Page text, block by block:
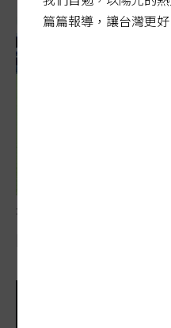
城市雙老陷困局
篇篇報導，讓台灣更好